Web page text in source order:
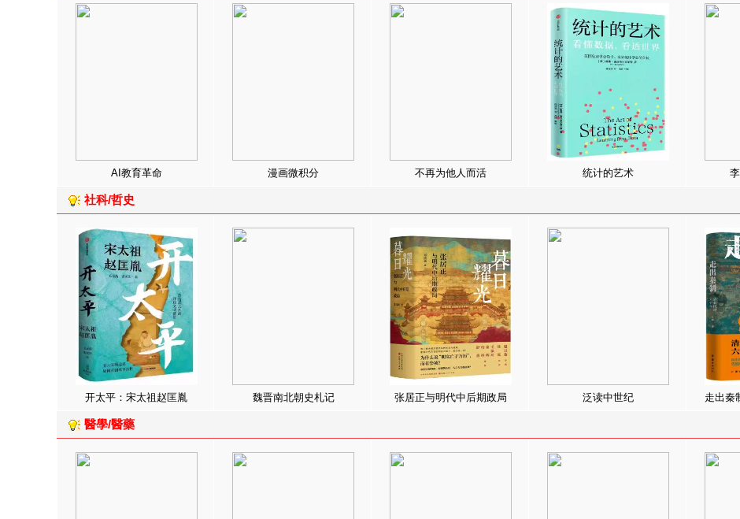
AI教育革命 漫画微积分 不再为他人而活 统计的艺术
社科/哲史
开太平：宋太祖赵匡胤 魏晋南北朝史札记 张居正与明代中后期政局 泛读中世纪 走出秦
醫學/醫藥